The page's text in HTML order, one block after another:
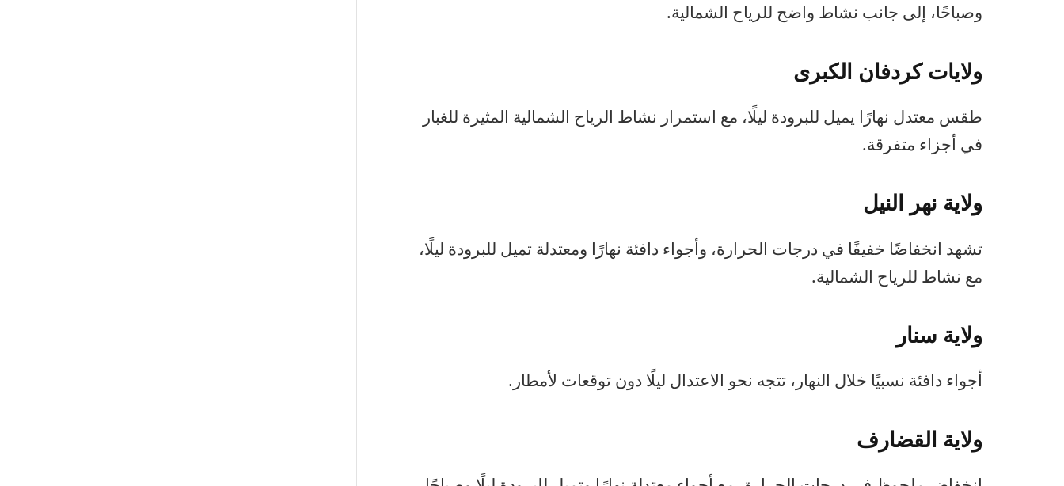
وصباحًا، إلى جانب نشاط واضح للرياح الشمالية.
ولايات كردفان الكبرى
طقس معتدل نهارًا يميل للبرودة ليلًا، مع استمرار نشاط الرياح الشمالية المثيرة للغبار
في أجزاء متفرقة.
ولاية نهر النيل
تشهد انخفاضًا خفيفًا في درجات الحرارة، وأجواء دافئة نهارًا ومعتدلة تميل للبرودة ليلًا،
مع نشاط للرياح الشمالية.
ولاية سنار
أجواء دافئة نسبيًا خلال النهار، تتجه نحو الاعتدال ليلًا دون توقعات لأمطار.
ولاية القضارف